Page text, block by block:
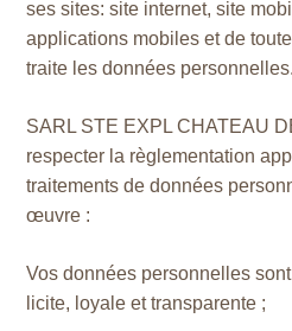
ses sites: site internet, site
applications mobiles et de
traite les données personnelles.
SARL STE EXPL CHATEAU
respecter la règlementation
traitements de données
œuvre :
Vos données personnelles
licite, loyale et transparente ;